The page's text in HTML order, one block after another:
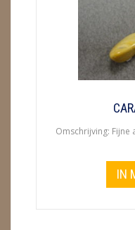
Omschrijving:
IN